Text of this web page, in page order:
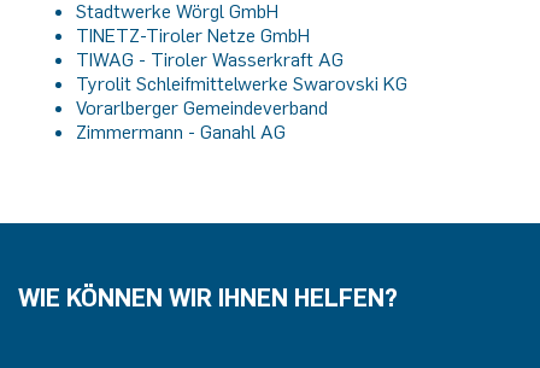
Stadtwerke Wörgl GmbH
TINETZ-Tiroler Netze GmbH
TIWAG - Tiroler Wasserkraft AG
Tyrolit Schleifmittelwerke Swarovski KG
Vorarlberger Gemeindeverband
Zimmermann - Ganahl AG
WIE KÖNNEN WIR IHNEN HELFEN?